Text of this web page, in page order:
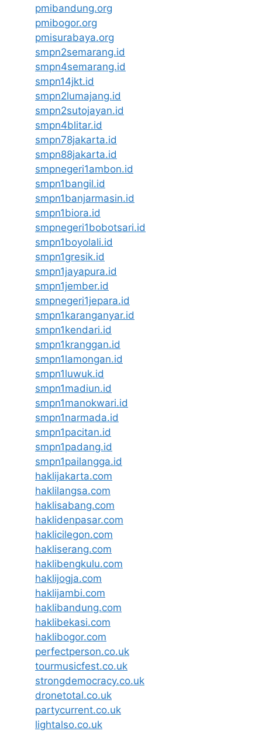
pmibandung.org
pmibogor.org
pmisurabaya.org
smpn2semarang.id
smpn4semarang.id
smpn14jkt.id
smpn2lumajang.id
smpn2sutojayan.id
smpn4blitar.id
smpn78jakarta.id
smpn88jakarta.id
smpnegeri1ambon.id
smpn1bangil.id
smpn1banjarmasin.id
smpn1biora.id
smpnegeri1bobotsari.id
smpn1boyolali.id
smpn1gresik.id
smpn1jayapura.id
smpn1jember.id
smpnegeri1jepara.id
smpn1karanganyar.id
smpn1kendari.id
smpn1kranggan.id
smpn1lamongan.id
smpn1luwuk.id
smpn1madiun.id
smpn1manokwari.id
smpn1narmada.id
smpn1pacitan.id
smpn1padang.id
smpn1pailangga.id
haklijakarta.com
haklilangsa.com
haklisabang.com
haklidenpasar.com
haklicilegon.com
hakliserang.com
haklibengkulu.com
haklijogja.com
haklijambi.com
haklibandung.com
haklibekasi.com
haklibogor.com
perfectperson.co.uk
tourmusicfest.co.uk
strongdemocracy.co.uk
dronetotal.co.uk
partycurrent.co.uk
lightalso.co.uk